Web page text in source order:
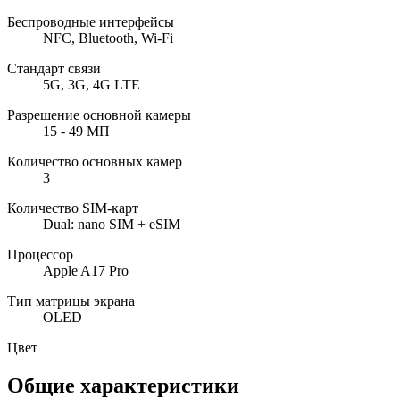
Беспроводные интерфейсы
NFC, Bluetooth, Wi-Fi
Стандарт связи
5G, 3G, 4G LTE
Разрешение основной камеры
15 - 49 МП
Количество основных камер
3
Количество SIM-карт
Dual: nano SIM + eSIM
Процессор
Apple A17 Pro
Тип матрицы экрана
OLED
Цвет
Общие характеристики